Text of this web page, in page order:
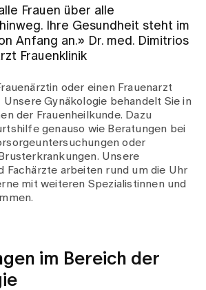
Frauen über alle
Ihre Gesundheit steht im
Anfang an.» Dr. med. Dimitrios
Frauenklinik
oder einen Frauenarzt
Gynäkologie behandelt Sie in
der Frauenheilkunde. Dazu
genauso wie Beratungen bei
oder
Unsere
Fachärzte arbeiten rund um die Uhr
mit weiteren Spezialistinnen und
im Bereich der